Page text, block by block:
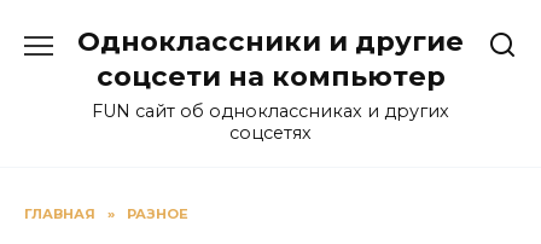
содержанию
Одноклассники и другие
соцсети на компьютер
FUN сайт об одноклассниках и других
соцсетях
ГЛАВНАЯ » РАЗНОЕ